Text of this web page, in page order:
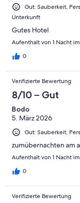
Gut: Sauberkeit,
Unterkunft
Gutes Hotel
Aufenthalt von 1 Nacht
0
Verifizierte Bewertung
8/10 – Gut
Bodo
5. März 2026
Gut: Sauberkeit,
zumübernachten am
Aufenthalt von 1 Nacht
0
Verifizierte Bewertung